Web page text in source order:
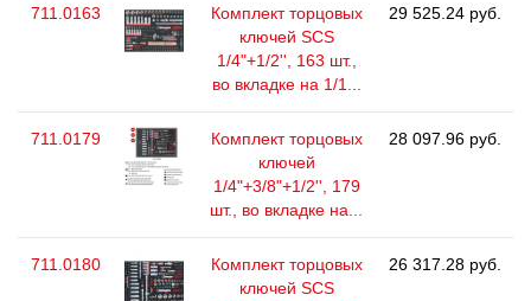
711.0163
Комплект торцовых
ключей SCS
1/4"+1/2'', 163 шт.,
во вкладке на 1/1...
29 525.24 руб.
711.0179
Комплект торцовых
ключей
1/4"+3/8"+1/2'', 179
шт., во вкладке на...
28 097.96 руб.
711.0180
Комплект торцовых
ключей SCS
26 317.28 руб.